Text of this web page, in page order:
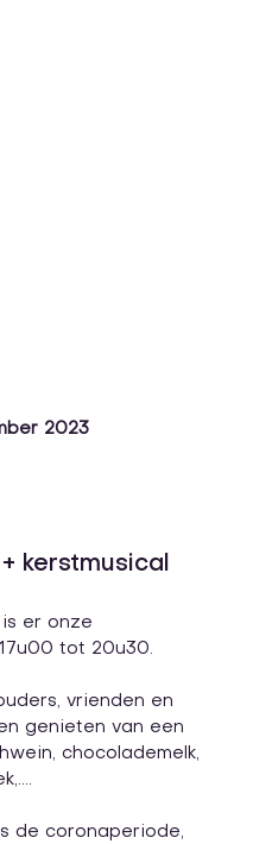
2023
kerstmusical
er onze
tot 20u30.
vrienden en
genieten van een
chocolademelk,
de coronaperiode,